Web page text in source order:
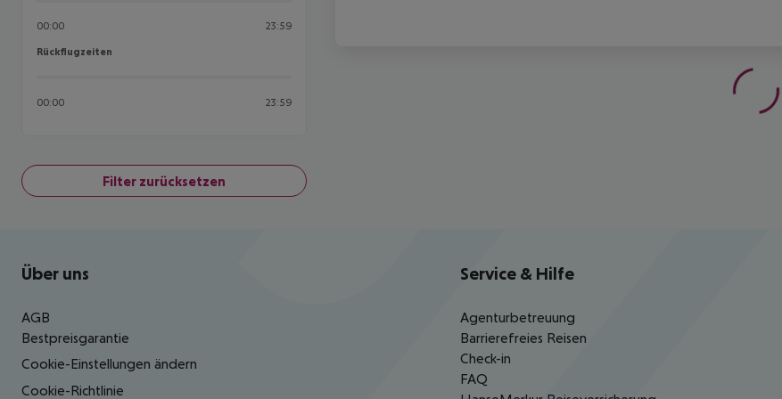
00:00 23:59
Rückflugzeiten
Rückflugzeiten
00:00 23:59
Filter zurücksetzen
Footer navigation
Über uns
AGB
Bestpreisgarantie
Cookie-Einstellungen ändern
Cookie-Richtlinie
Service & Hilfe
Agenturbetreuung
Barrierefreies Reisen
Check-in
FAQ